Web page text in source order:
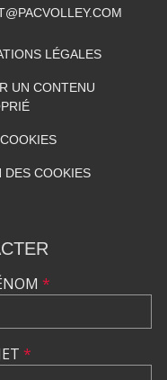
LÉGALES
UN CONTENU
DES COOKIES
*
*